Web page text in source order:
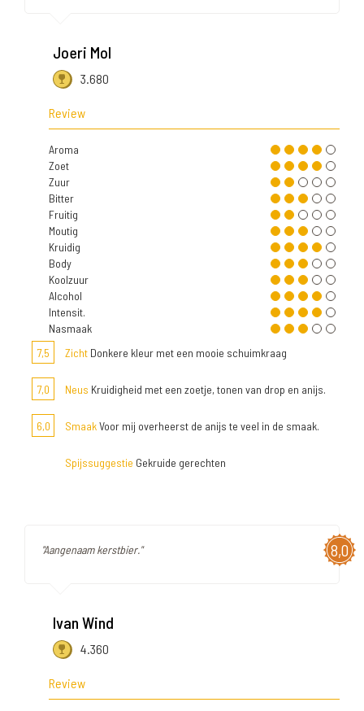
Joeri Mol
3.680
Review
Aroma
Zoet
Zuur
Bitter
Fruitig
Moutig
Kruidig
Body
Koolzuur
Alcohol
Intensit.
Nasmaak
7,5
Zicht Donkere kleur met een mooie schuimkraag
7,0 Neus Kruidigheid met een zoetje, tonen van drop en anijs.
6,0 SmaakVoor mij overheerst de anijs te veel in de smaak.
Spijssuggestie Gekruide gerechten
8,0
"Aangenaam kerstbier."
Ivan Wind
4.360
Review